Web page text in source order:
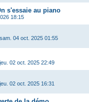
s'essaie au piano
18:15
sam. 04 oct. 2025 01:55
jeu. 02 oct. 2025 22:49
jeu. 02 oct. 2025 16:31